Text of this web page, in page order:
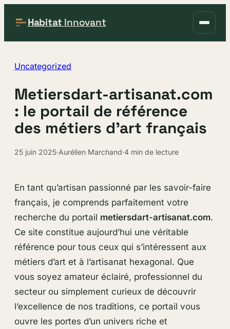
Habitat Innovant
Uncategorized
Metiersdart-artisanat.com
: le portail de référence
des métiers d’art français
25 juin 2025·Aurélien Marchand·4 min de lecture
En tant qu’artisan passionné par les savoir-faire
français, je comprends parfaitement votre
recherche du portail metiersdart-artisanat.com.
Ce site constitue aujourd’hui une véritable
référence pour tous ceux qui s’intéressent aux
métiers d’art et à l’artisanat hexagonal. Que
vous soyez amateur éclairé, professionnel du
secteur ou simplement curieux de découvrir
l’excellence de nos traditions, ce portail vous
ouvre les portes d’un univers riche et